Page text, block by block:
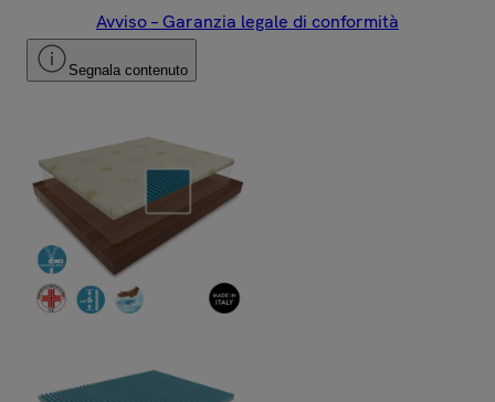
Avviso – Garanzia legale di conformità
Segnala contenuto